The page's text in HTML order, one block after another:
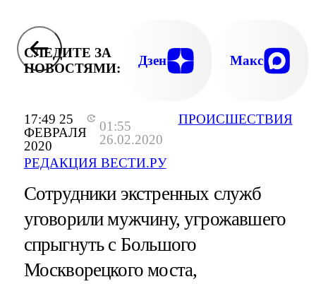
17:49 25
ФЕВРАЛЯ
2020
01:55
26.02.2020
РЕДАКЦИЯ ВЕСТИ.РУ
ПРОИСШЕСТВИЯ
СЛЕДИТЕ ЗА
НОВОСТЯМИ:
Дзен Макс
Сотрудники экстренных служб
уговорили мужчину, угрожавшего
спрыгнуть с Большого
Москворецкого моста,